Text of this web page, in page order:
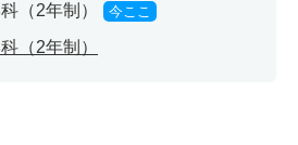
（2年制）
今ここ
（2年制）